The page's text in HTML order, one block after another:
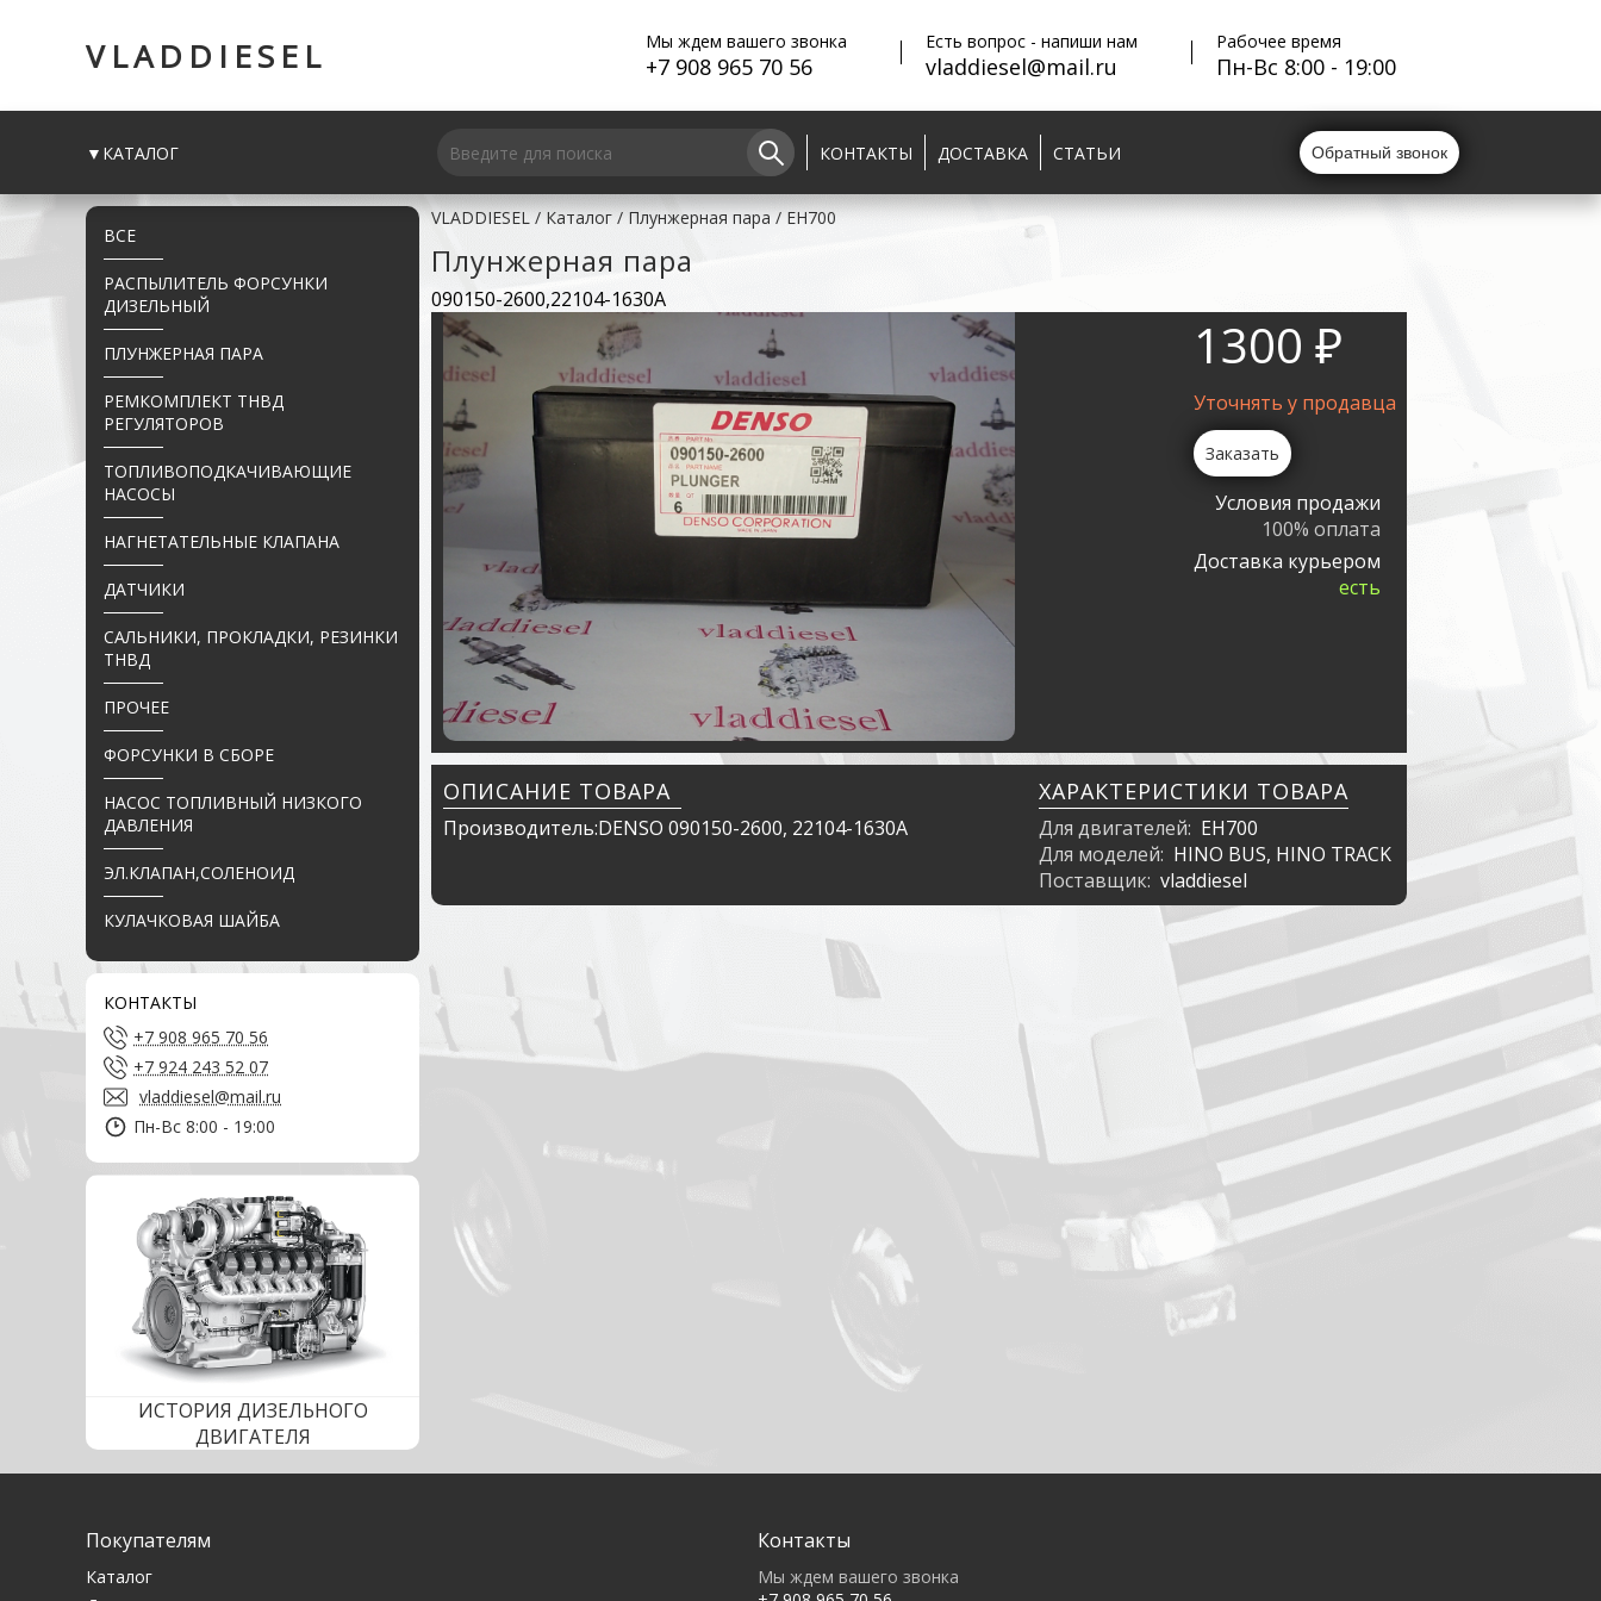
VLADDIESEL Мы ждем вашего звонка
+7 908 965 70 56
Есть вопрос - напиши нам
vladdiesel@mail.ru
Рабочее время
Пн-Вс 8:00 - 19:00
▼КАТАЛОГ КОНТАКТЫ ДОСТАВКА СТАТЬИ Обратный звонок
ВСЕ
РАСПЫЛИТЕЛЬ ФОРСУНКИ
ДИЗЕЛЬНЫЙ
ПЛУНЖЕРНАЯ ПАРА
РЕМКОМПЛЕКТ ТНВД
РЕГУЛЯТОРОВ
ТОПЛИВОПОДКАЧИВАЮЩИЕ
НАСОСЫ
НАГНЕТАТЕЛЬНЫЕ КЛАПАНА
ДАТЧИКИ
САЛЬНИКИ, ПРОКЛАДКИ, РЕЗИНКИ
ТНВД
ПРОЧЕЕ
ФОРСУНКИ В СБОРЕ
НАСОС ТОПЛИВНЫЙ НИЗКОГО
ДАВЛЕНИЯ
ЭЛ.КЛАПАН,СОЛЕНОИД
КУЛАЧКОВАЯ ШАЙБА
КОНТАКТЫ
+7 908 965 70 56
+7 924 243 52 07
vladdiesel@mail.ru
Пн-Вс 8:00 - 19:00
ИСТОРИЯ ДИЗЕЛЬНОГО
ДВИГАТЕЛЯ
VLADDIESEL/Каталог /Плунжерная пара / EH700
Плунжерная пара
090150-2600,22104-1630A
1300 ₽
Уточнять у продавца
Заказать
Условия продажи
100% оплата
Доставка курьером
есть
ОПИСАНИЕ ТОВАРА
Производитель:DENSO 090150-2600, 22104-1630A
ХАРАКТЕРИСТИКИ ТОВАРА
Для двигателей: EH700
Для моделей: HINO BUS, HINO TRACK
Поставщик: vladdiesel
Покупателям
Каталог
Контакты
Мы ждем вашего звонка